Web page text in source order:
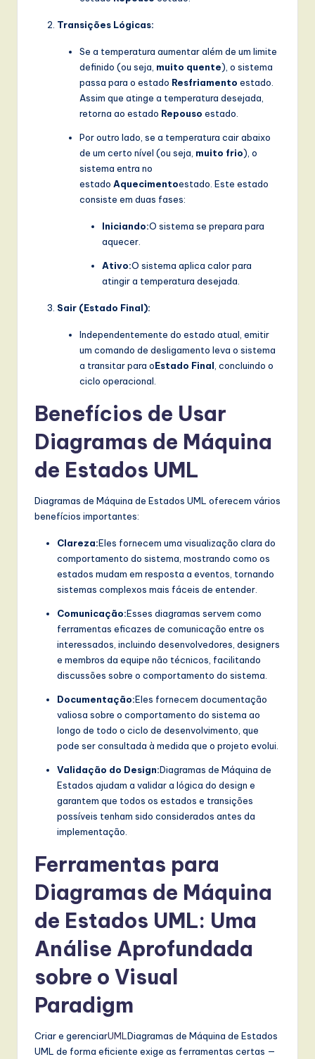
Transições Lógicas:
Se a temperatura aumentar além de um limite
definido (ou seja, muito quente), o sistema
passa para o estado Resfriamento estado.
Assim que atinge a temperatura desejada,
retorna ao estado Repouso estado.
Por outro lado, se a temperatura cair abaixo
de um certo nível (ou seja, muito frio), o
sistema entra no
estado Aquecimentoestado. Este estado
consiste em duas fases:
Iniciando:O sistema se prepara para
aquecer.
Ativo:O sistema aplica calor para
atingir a temperatura desejada.
Sair (Estado Final):
Independentemente do estado atual, emitir
um comando de desligamento leva o sistema
a transitar para oEstado Final , concluindo o
ciclo operacional.
Benefícios de Usar
Diagramas de Máquina
de Estados UML
Diagramas de Máquina de Estados UML oferecem vários
benefícios importantes:
Clareza:Eles fornecem uma visualização clara do
comportamento do sistema, mostrando como os
estados mudam em resposta a eventos, tornando
sistemas complexos mais fáceis de entender.
Comunicação:Esses diagramas servem como
ferramentas eficazes de comunicação entre os
interessados, incluindo desenvolvedores, designers
e membros da equipe não técnicos, facilitando
discussões sobre o comportamento do sistema.
Documentação:Eles fornecem documentação
valiosa sobre o comportamento do sistema ao
longo de todo o ciclo de desenvolvimento, que
pode ser consultada à medida que o projeto evolui.
Validação do Design:Diagramas de Máquina de
Estados ajudam a validar a lógica do design e
garantem que todos os estados e transições
possíveis tenham sido considerados antes da
implementação.
Ferramentas para
Diagramas de Máquina
de Estados UML: Uma
Análise Aprofundada
sobre o Visual
Paradigm
Criar e gerenciarUML Diagramas de Máquina de Estados
UML de forma eficiente exige as ferramentas certas —